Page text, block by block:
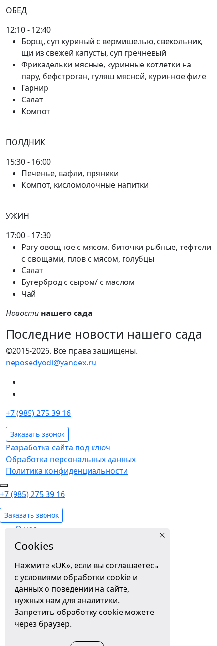
ОБЕД
12:10 - 12:40
Борщ, суп куриный с вермишелью, свекольник,
щи из свежей капусты, суп гречневый
Фрикадельки мясные, куринные котлетки на
пару, бефстроган, гуляш мясной, куринное филе
Гарнир
Салат
Компот
ПОЛДНИК
15:30 - 16:00
Печенье, вафли, пряники
Компот, кисломолочные напитки
УЖИН
17:00 - 17:30
Рагу овощное с мясом, биточки рыбные, тефтели
с овощами, плов с мясом, голубцы
Салат
Бутерброд с сыром/ с маслом
Чай
Новости нашего сада
Последние новости нашего сада
©2015-2026. Все права защищены.
neposedyodi@yandex.ru
+7 (985) 275 39 16
Заказать звонок
Разработка сайта под ключ
Обработка персональных данных
Политика конфиденциальности
+7 (985) 275 39 16
Заказать звонок
О нас
Новости сада
Вопросы родителей
Отзывы
Расписание и меню
Условия поступления и стоимость
Фотогалерея
Праздники и выступления
Занятия
Cookies
Нажмите «ОК», если вы соглашаетесь
с условиями обработки cookie и
данных о поведении на сайте,
нужных нам для аналитики.
Запретить обработку cookie можете
через браузер.